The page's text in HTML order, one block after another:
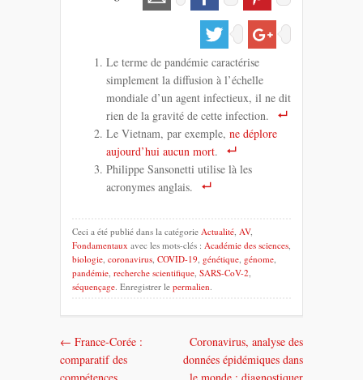
Le terme de pandémie caractérise
simplement la diffusion à l’échelle
mondiale d’un agent infectieux, il ne dit
rien de la gravité de cette infection.
Le Vietnam, par exemple, ne déplore
aujourd’hui aucun mort.
Philippe Sansonetti utilise là les
acronymes anglais.
Ceci a été publié dans la catégorie Actualité AV,
Fondamentaux avec les mots-clés : Académie des sciences
biologie coronavirus COVID-19 génétique génome
pandémie recherche scientifique SARS-CoV-2
séquençage . Enregistrer le permalien
Navigation
← France-Corée :
comparatif des
Coronavirus, analyse des
données épidémiques dans